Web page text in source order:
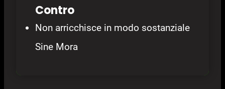
Contro
Non arricchisce in modo sostanziale
Sine Mora